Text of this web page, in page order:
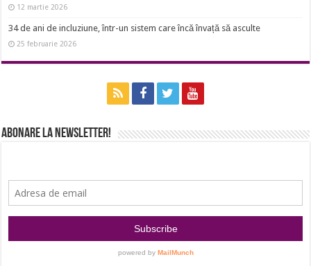
12 martie 2026
34 de ani de incluziune, într-un sistem care încă învață să asculte
25 februarie 2026
Abonare la newsletter!